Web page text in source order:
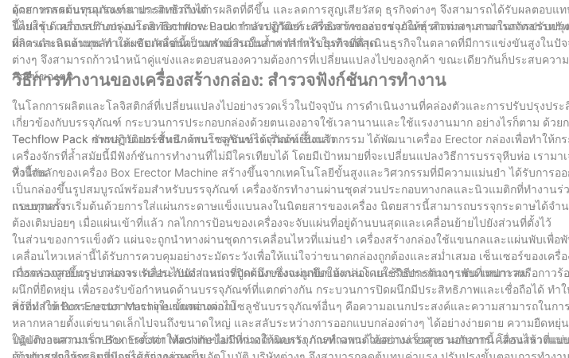
อุตสาหกรรมบรรจุภัณฑ์สามารถเข้าถึงได้
ด้วยการลดต้นทุนแรงงาน ประสิทธิภาพการผลิตที่ดีขึ้น และลดการสูญเสียวัสดุ ธุรกิจต่างๆ จึงสามารถได้รับผลตอบแ
นี้ไปใช้ ด้วยการปรับปรุงประสิทธิภาพกระบวนการบรรจุภัณฑ์ เครื่องสร้างกล่องช่วยให้ธุรกิจต่างๆ สามารถจัดสรรทรั
ที่การดำเนินงานหลัก และขับเคลื่อนความสามารถในการทำกำไรในท้ายที่สุด
โดยสรุป เครื่องสร้างกล่องโดย Techflow Pack กำลังปฏิวัติประสิทธิภาพของบรรจุภัณฑ์ ความสามารถในการปรับป
ผลิต และลดต้นทุน ทำให้ผลิตภัณฑ์นี้เป็นทรัพย์สินอันล้ำค่าสำหรับธุรกิจที่ดำเนินธุรกิจในตลาดที่มีการแข่งขันสูงในปั
ต่างๆ จึงสามารถก้าวนำหน้าคู่แข่งและตอบสนองความต้องการที่เปลี่ยนแปลงไปของลูกค้า ขณะเดียวกันก็ประสบควา
ภัณฑ์ของตน
วิธีการทำงานของเครื่องสร้างกล่อง: สำรวจฟังก์ชันการทำงาน
ในโลกการผลิตและโลจิสติกส์ที่เปลี่ยนแปลงไปอย่างรวดเร็วในปัจจุบัน การดำเนินงานที่คล่องตัวและการปรับปรุงปร
เกี่ยวข้องกับบรรจุภัณฑ์ กระบวนการประกอบกล่องด้วยตนเองอาจใช้เวลานานและใช้แรงงานมาก อย่างไรก็ตาม ด้วย
Techflow Pack การปฏิวัติประสิทธิภาพบรรจุภัณฑ์ได้เริ่มต้นขึ้นแล้ว
Techflow Pack ซัพพลายเออร์ชั้นนำด้านโซลูชันบรรจุภัณฑ์เชิงนวัตกรรม ได้พัฒนาเครื่อง Erector กล่องเพื่อทำให้ก
เครื่องจักรที่ล้ำสมัยนี้มีฟังก์ชันการทำงานที่ไม่มีใครเทียบได้ โดยมีเป้าหมายที่จะเปลี่ยนแปลงวิธีการบรรจุหีบห่อ เราม
ทึ่งนี้กัน
หัวใจหลักของเครื่อง Box Erector Machine สร้างขึ้นจากเทคโนโลยีขั้นสูงและวิศวกรรมที่มีความแม่นยำ ได้รับการ
เป็นกล่องขึ้นรูปสมบูรณ์พร้อมสำหรับบรรจุภัณฑ์ เครื่องจักรทำงานผ่านชุดส่วนประกอบทางกลและนิวแมติกที่ทำงานร่
แบบทุกครั้ง
กระบวนการเริ่มต้นด้วยการใส่แผ่นกระดาษแข็งแบนลงในนิตยสารของเครื่อง นิตยสารนี้สามารถบรรจุกระดาษได้จำ
ต้องเติมบ่อยๆ เมื่อแผ่นเข้าที่แล้ว กลไกการป้อนของเครื่องจะจับแผ่นที่อยู่ด้านบนสุดและเคลื่อนย้ายไปยังส่วนที่ตั้งไว้
ในส่วนของการแข็งตัว แผ่นจะถูกนำทางผ่านชุดการเคลื่อนไหวที่แม่นยำ เครื่องสร้างกล่องใช้แขนกลและแผ่นพับเพื่อ
เคลื่อนไหวเหล่านี้ได้รับการควบคุมอย่างระมัดระวังเพื่อให้แน่ใจว่าขนาดกล่องถูกต้องและสม่ำเสมอ เซ็นเซอร์ของเค
การตรวจสอบกระบวนการ รับประกันตำแหน่งที่ถูกต้องของแผ่นพับของกล่อง และรับประกันการพับที่เหมาะสม
เมื่อกล่องถูกขึ้นรูป กล่องจะเคลื่อนไปยังส่วนการปิดผนึก ซึ่งจะถูกยึดให้แน่นโดยใช้วิธีการต่างๆ เช่น เทปกาวหรือกาว
ผนึกที่ยืดหยุ่น เพื่อรองรับข้อกำหนดด้านบรรจุภัณฑ์ที่แตกต่างกัน กระบวนการปิดผนึกมีประสิทธิภาพและเชื่อถือได้ ทำ
พร้อมสำหรับกระบวนการบรรจุในขั้นตอนต่อไป
สิ่งที่ทำให้ Box Erector Machine แตกต่างจากโซลูชันบรรจุภัณฑ์อื่นๆ คือความอเนกประสงค์และความสามารถในกา
หลากหลายตั้งแต่ขนาดเล็กไปจนถึงขนาดใหญ่ และสลับระหว่างการออกแบบกล่องต่างๆ ได้อย่างง่ายดาย ความยืดหยุ่
ปฏิบัติงานสามารถปรับการตั้งค่าให้ตรงกับข้อกำหนดด้านบรรจุภัณฑ์เฉพาะได้อย่างง่ายดาย นอกจากนี้ โครงสร้างแบ
ในแง่ของความเร็ว Box Erector Machine ไม่มีที่ว่างให้ผิดหวัง การทำงานด้วยความเร็วสูงรวมกับการเคลื่อนไหวที่